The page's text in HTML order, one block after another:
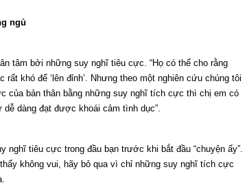
ngủ
tâm bởi những suy nghĩ tiêu cực. “Họ có thể cho rằng
khó để ‘lên đỉnh’. Nhưng theo một nghiên cứu chúng tôi
của bản thân bằng những suy nghĩ tích cực thì chị em có
dàng đạt được khoái cảm tình dục”.
nghĩ tiêu cực trong đầu bạn trước khi bắt đầu “chuyện ấy”.
không vui, hãy bỏ qua vì chỉ những suy nghĩ tích cực